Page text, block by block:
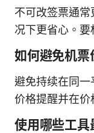
不可改签票通
况下更省心。要
如何避免机票
避免持续在同
价格提醒并在价
使用哪些工具